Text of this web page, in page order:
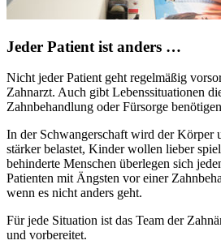
Jeder Patient ist anders …
Nicht jeder Patient geht regelmäßig
Zahnarzt. Auch gibt Lebenssituationen
Zahnbehandlung oder Fürsorge
In der Schwangerschaft wird der Körper
stärker belastet, Kinder wollen lieber
behinderte Menschen überlegen sich
Patienten mit Ängsten vor einer
wenn es nicht anders geht.
Für jede Situation ist das Team der
und vorbereitet.